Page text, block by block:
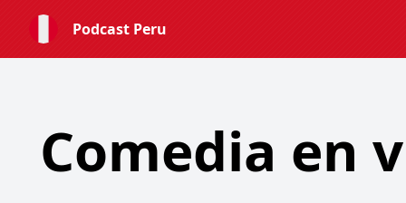
Podcast Peru
Comedia en